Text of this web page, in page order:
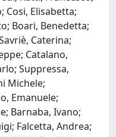
Cosi, Elisabetta;
Boari, Benedetta;
Caterina;
Catalano,
Suppressa,
Michele;
Emanuele;
Barnaba, Ivano;
Falcetta, Andrea;